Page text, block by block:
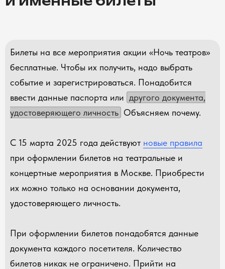
Билеты на все мероприятия акции «Ночь театров»
бесплатные. Чтобы их получить, надо выбрать
событие и зарегистрироваться. Понадобится
ввести данные паспорта или другого документа,
удостоверяющего личность Объясняем почему.
С 15 марта 2025 года действуют новые правила
при оформлении билетов на театральные и
концертные мероприятия в Москве. Приобрести
их можно только на основании документа,
удостоверяющего личность.
При оформлении билетов понадобятся данные
документа каждого посетителя. Количество
билетов никак не ограничено. Прийти на